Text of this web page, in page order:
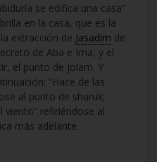
se edifica una casa”
en la casa, que es la
extracción de Jasadim de
de Aba e Ima, y el
el punto de jolam. Y
“Hace de las
al punto de shuruk;
viento” refiriéndose al
más adelante.